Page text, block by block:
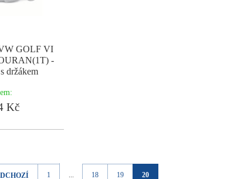
GOLF VI
-
držákem
Kč
1 ... 18 19 20